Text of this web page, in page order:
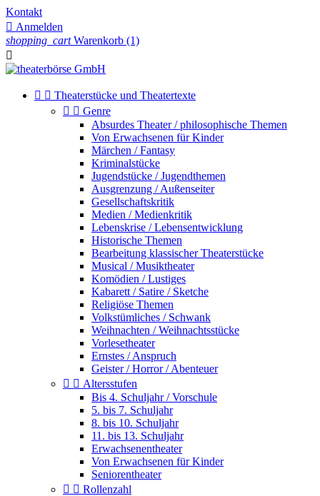
Kontakt
 Anmelden
shopping_cart Warenkorb (1)

  Theaterstücke und Theatertexte
  Genre
Absurdes Theater / philosophische Themen
Von Erwachsenen für Kinder
Märchen / Fantasy
Kriminalstücke
Jugendstücke / Jugendthemen
Ausgrenzung / Außenseiter
Gesellschaftskritik
Medien / Medienkritik
Lebenskrise / Lebensentwicklung
Historische Themen
Bearbeitung klassischer Theaterstücke
Musical / Musiktheater
Komödien / Lustiges
Kabarett / Satire / Sketche
Religiöse Themen
Volkstümliches / Schwank
Weihnachten / Weihnachtsstücke
Vorlesetheater
Ernstes / Anspruch
Geister / Horror / Abenteuer
  Altersstufen
Bis 4. Schuljahr / Vorschule
5. bis 7. Schuljahr
8. bis 10. Schuljahr
11. bis 13. Schuljahr
Erwachsenentheater
Von Erwachsenen für Kinder
Seniorentheater
  Rollenzahl